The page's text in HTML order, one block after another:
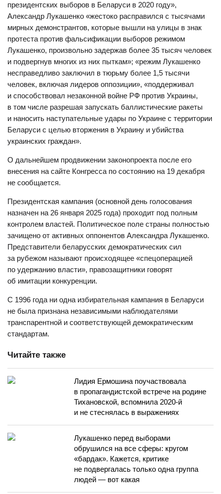
президентских выборов в Беларуси в 2020 году»,
Александр Лукашенко «жестоко расправился с тысячами
мирных демонстрантов, которые вышли на улицы в знак
протеста против фальсификации выборов режимом
Лукашенко, произвольно задержав более 35 тысяч человек
и подвергнув многих из них пыткам»; «режим Лукашенко
несправедливо заключил в тюрьму более 1,5 тысячи
человек, включая лидеров оппозиции», «поддерживал
и способствовал незаконной войне РФ против Украины,
в том числе разрешая запускать баллистические ракеты
и наносить наступательные удары по Украине с территории
Беларуси с целью вторжения в Украину и убийства
украинских граждан».
О дальнейшем продвижении законопроекта после его
внесения на сайте Конгресса по состоянию на 19 декабря
не сообщается.
Президентская кампания (основной день голосования
назначен на 26 января 2025 года) проходит под полным
контролем властей. Политическое поле страны полностью
зачищено от активных оппонентов Александра Лукашенко.
Представители белaрусских демократических сил
за рубежом называют происходящее «спецоперацией
по удержанию власти», правозащитники говорят
об имитации конкуренции.
С 1996 года ни одна избирательная кампания в Беларуси
не была признана независимыми наблюдателями
транспарентной и соответствующей демократическим
стандартам.
Читайте также
Лидия Ермошина поучаствовала
в пропагандистской встрече на родине
Тихановской, вспомнила 2020-й
и не стеснялась в выражениях
Лукашенко перед выборами
обрушился на все сферы: кругом
«бардак». Кажется, критике
не подвергалась только одна группа
людей — вот какая